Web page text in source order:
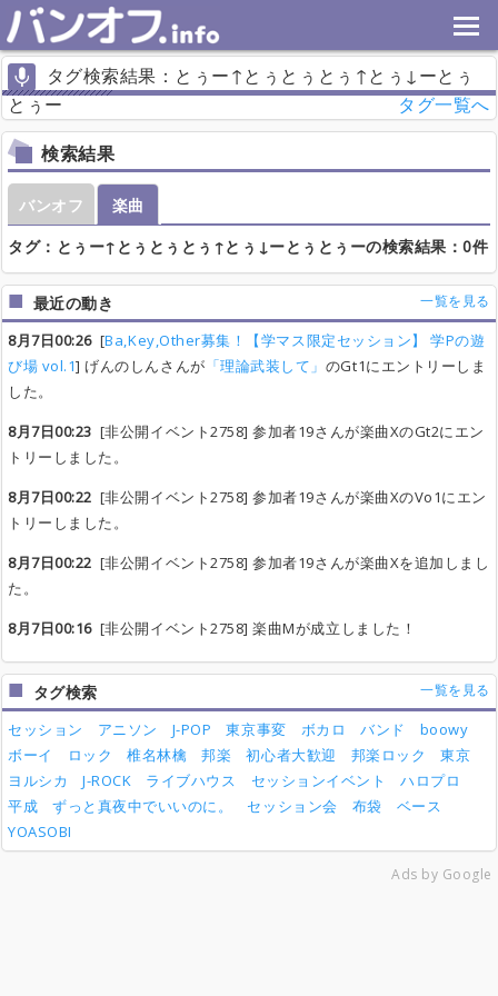
タグ検索結果：とぅー↑とぅとぅとぅ↑とぅ↓ーとぅ
とぅー
タグ一覧へ
検索結果
バンオフ
楽曲
タグ：とぅー↑とぅとぅとぅ↑とぅ↓ーとぅとぅーの検索結果：0件
最近の動き 一覧を見る
8月7日00:26[Ba,Key,Other募集！【学マス限定セッション】 学Pの遊
び場 vol.1] げんのしんさんが 「理論武装して」 のGt1にエントリーしま
した。
8月7日00:23 [非公開イベント2758] 参加者19さんが楽曲XのGt2にエン
トリーしました。
8月7日00:22 [非公開イベント2758] 参加者19さんが楽曲XのVo1にエン
トリーしました。
8月7日00:22 [非公開イベント2758] 参加者19さんが楽曲Xを追加しまし
た。
8月7日00:16[非公開イベント2758] 楽曲Mが成立しました！
タグ検索 一覧を見る
セッション アニソン J-POP 東京事変 ボカロ バンド
boowy
ボーイ
ロック 椎名林檎 邦楽 初心者大歓迎 邦楽ロック
東京
ヨルシカ
J-ROCK ライブハウス セッションイベント
ハロプロ
平成
ずっと真夜中でいいのに。 セッション会 布袋
ベース
YOASOBI
Ads by Google